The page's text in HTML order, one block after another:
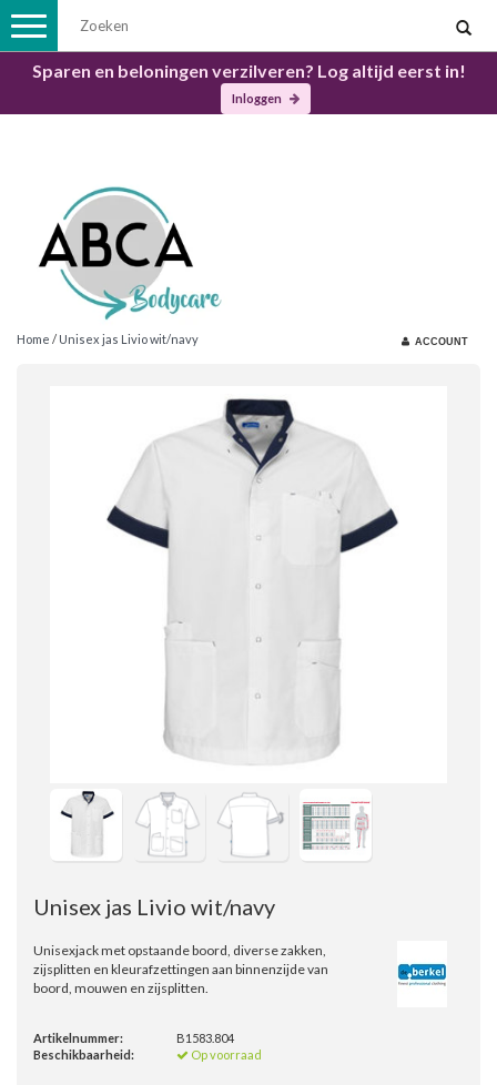
Sparen en beloningen verzilveren? Log altijd eerst in!
Inloggen
Toggle
navigation
Home / Unisex jas Livio wit/navy ACCOUNT
Unisex jas Livio wit/navy
Unisexjack met opstaande boord, diverse zakken,
zijsplitten en kleurafzettingen aan binnenzijde van
boord, mouwen en zijsplitten.
Artikelnummer:
B1583.804
Beschikbaarheid:
Op voorraad